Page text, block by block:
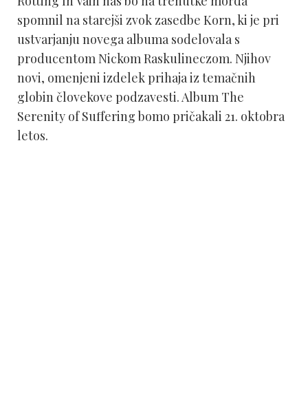
spomnil na starejši zvok zasedbe Korn, ki je pri
ustvarjanju novega albuma sodelovala s
producentom Nickom Raskulineczom. Njihov
novi, omenjeni izdelek prihaja iz temačnih
globin človekove podzavesti. Album The
Serenity of Suffering bomo pričakali 21. oktobra
letos.